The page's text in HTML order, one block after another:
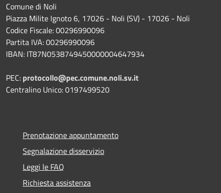
Comune di Noli
Piazza Milite Ignoto 6, 17026 - Noli (SV) - 17026 - Noli
Codice Fiscale: 00296990096
Partita IVA: 00296990096
IBAN: IT87N0538749450000004647934
PEC: protocollo@pec.comune.noli.sv.it
Centralino Unico: 0197499520
Prenotazione appuntamento
Segnalazione disservizio
Leggi le FAQ
Richiesta assistenza